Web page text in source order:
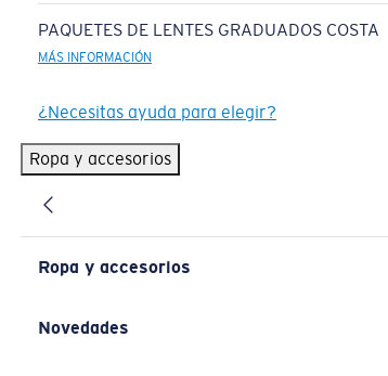
PAQUETES DE LENTES GRADUADOS COSTA
MÁS INFORMACIÓN
¿Necesitas ayuda para elegir?
Ropa y accesorios
Ropa y accesorios
Novedades